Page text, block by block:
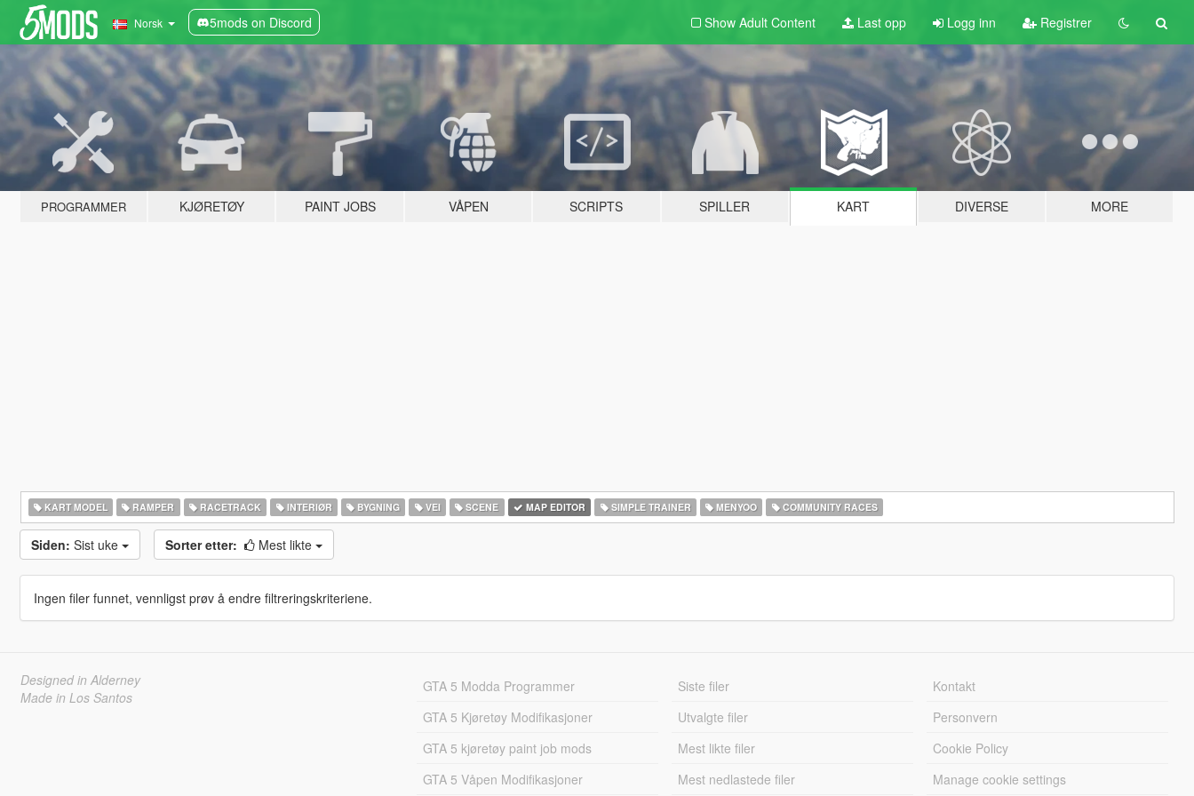
Norsk 5mods on Discord Show Adult Content Last opp Logg inn Registrer
PROGRAMMER KJØRETØY PAINT JOBS VÅPEN SCRIPTS SPILLER KART DIVERSE MORE
KART MODEL RAMPER RACETRACK INTERIØR BYGNING VEI SCENE MAP EDITOR SIMPLE TRAINER MENYOO COMMUNITY RACES
Siden: Sist uke Sorter etter: Mest likte
Ingen filer funnet, vennligst prøv å endre filtreringskriteriene.
Designed in Alderney
Made in Los Santos
GTA 5 Modda Programmer
GTA 5 Kjøretøy Modifikasjoner
GTA 5 kjøretøy paint job mods
GTA 5 Våpen Modifikasjoner
Siste filer
Utvalgte filer
Mest likte filer
Mest nedlastede filer
Kontakt
Personvern
Cookie Policy
Manage cookie settings